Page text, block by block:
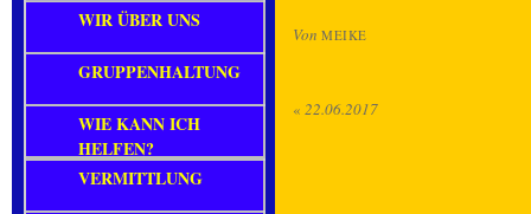
Von MEIKE
« 22.06.2017
WIR ÜBER UNS
GRUPPENHALTUNG
WIE KANN ICH
HELFEN?
VERMITTLUNG